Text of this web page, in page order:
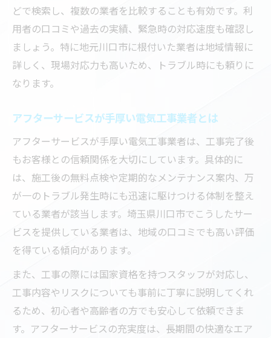
どで検索し、複数の業者を比較することも有効です。利
用者の口コミや過去の実績、緊急時の対応速度も確認し
ましょう。特に地元川口市に根付いた業者は地域情報に
詳しく、現場対応力も高いため、トラブル時にも頼りに
なります。
アフターサービスが手厚い電気工事業者とは
アフターサービスが手厚い電気工事業者は、工事完了後
もお客様との信頼関係を大切にしています。具体的に
は、施工後の無料点検や定期的なメンテナンス案内、万
が一のトラブル発生時にも迅速に駆けつける体制を整え
ている業者が該当します。埼玉県川口市でこうしたサー
ビスを提供している業者は、地域の口コミでも高い評価
を得ている傾向があります。
また、工事の際には国家資格を持つスタッフが対応し、
工事内容やリスクについても事前に丁寧に説明してくれ
るため、初心者や高齢者の方でも安心して依頼できま
す。アフターサービスの充実度は、長期間の快適なエア